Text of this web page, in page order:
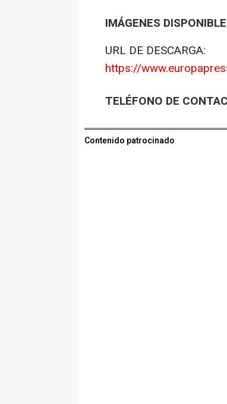
IMÁGENES
URL DE DESCARGA:
https://
TELÉFONO DE
Contenido patrocinado